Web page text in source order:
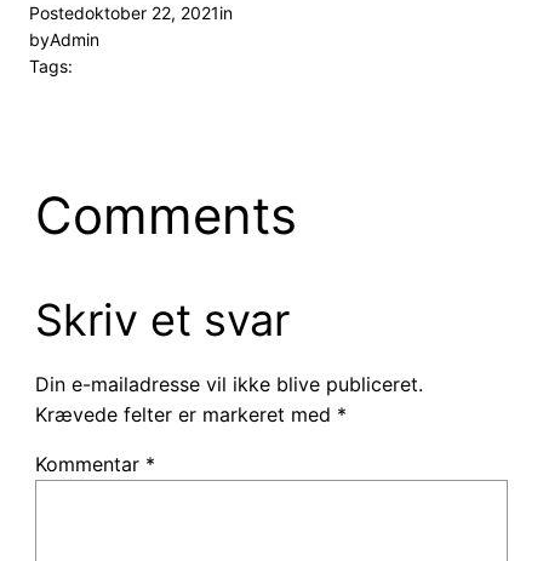
Postedoktober 22, 2021in
byAdmin
Tags:
Comments
Skriv et svar
Din e-mailadresse vil ikke blive publiceret.
Krævede felter er markeret med *
Kommentar *